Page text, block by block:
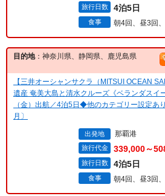
旅行日数 4泊5日
食事 朝4回、昼3回
目的地：神奈川県、静岡県、鹿児島県
【三井オーシャンサクラ（MITSUI OCEAN
遺産 奄美大島と清水クルーズ《ベランダスイ
（金）出航／4泊5日◆他のカテゴリー設定あ
月〕
出発地 那覇港
旅行代金 339,000～
旅行日数 4泊5日
食事 朝4回、昼3回